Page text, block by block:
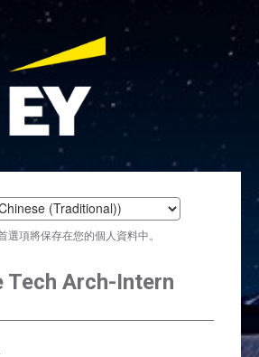
選項將保存在您的個人資料中。
Tech Arch-Intern